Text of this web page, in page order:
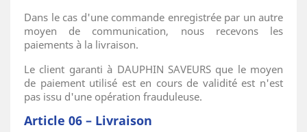
Dans le cas d'une commande enregistrée par un autre
moyen de communication, nous recevons les
paiements à la livraison.
Le client garanti à DAUPHIN SAVEURS que le moyen
de paiement utilisé est en cours de validité est n'est
pas issu d'une opération frauduleuse.
Article 06 – Livraison